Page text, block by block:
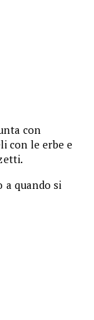
con
con le erbe e
a quando si